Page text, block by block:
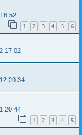
1 2 3 4 5 6
17:02
20:34
20:44
1 2 3 4 5